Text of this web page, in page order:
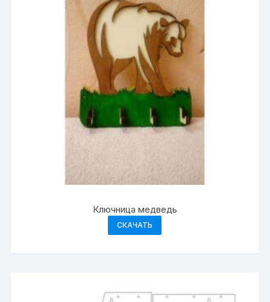
Ключница медведь
СКАЧАТЬ